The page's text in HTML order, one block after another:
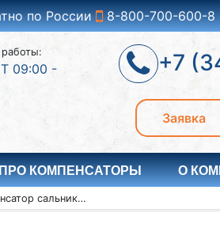
по России 8-800-700-600-8
09:00 -
+7
Заявка
КОМПЕНСАТОРЫ О
Компенсатор сальниковый 500-16-TC-579-30